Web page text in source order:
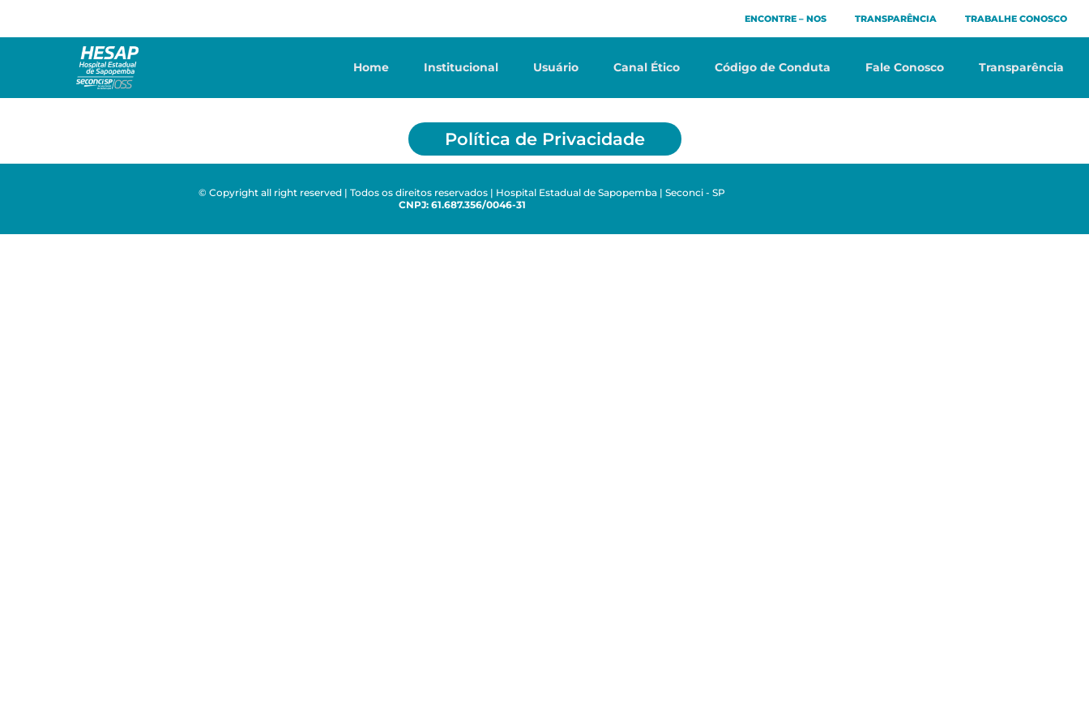
ENCONTRE – NOS TRANSPARÊNCIA TRABALHE CONOSCO
Home Institucional Usuário Canal Ético Código de Conduta Fale Conosco Transparência
Política de Privacidade
© Copyright all right reserved | Todos os direitos reservados | Hospital Estadual de Sapopemba | Seconci - SP
CNPJ: 61.687.356/0046-31